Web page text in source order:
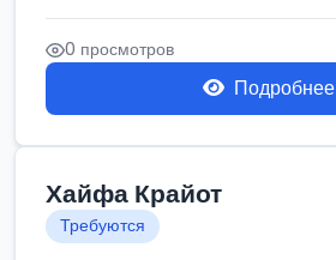
0 просмотров
Подробнее
Хайфа Крайот
Требуются